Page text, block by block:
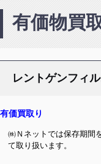
有価物買
レントゲンフィ
有価買取り
㈱Ｎネットでは保存期間
て取り扱います。